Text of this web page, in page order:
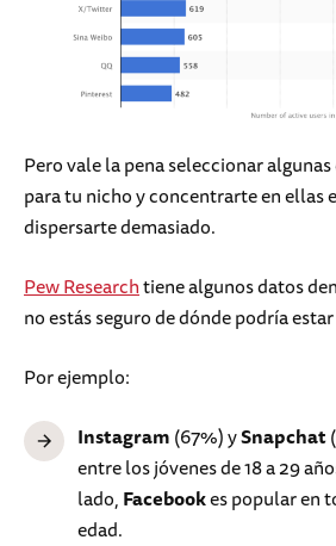
Pero vale la pena seleccionar
para tu nicho y concentrarte en ellas
dispersarte demasiado.
Pew Researchtiene algunos datos
no estás seguro de dónde podría
Por ejemplo:
Instagram(67%) ySnapchat
entre los jóvenes de 18 a 29
lado,Facebookes popular en
edad.